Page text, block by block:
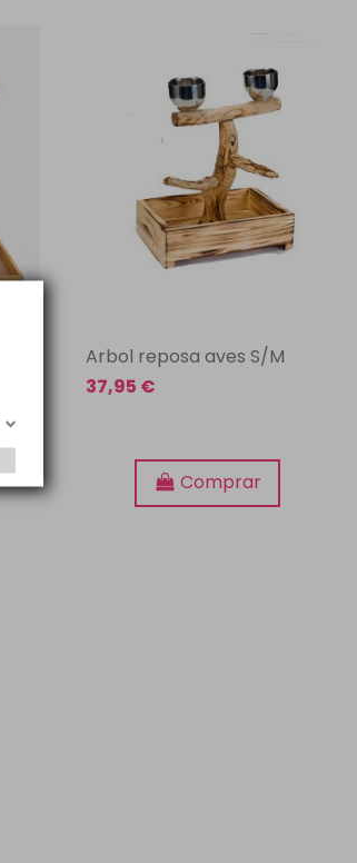
Arbol reposa aves S/M
37,95 €
Comprar